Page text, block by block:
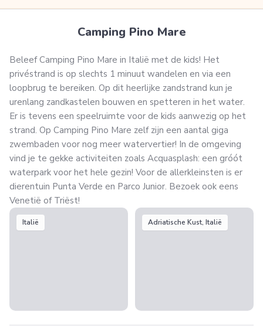
Camping Pino Mare
Beleef Camping Pino Mare in Italië met de kids! Het
privéstrand is op slechts 1 minuut wandelen en via een
loopbrug te bereiken. Op dit heerlijke zandstrand kun je
urenlang zandkastelen bouwen en spetteren in het water.
Er is tevens een speelruimte voor de kids aanwezig op het
strand. Op Camping Pino Mare zelf zijn een aantal giga
zwembaden voor nog meer watervertier! In de omgeving
vind je te gekke activiteiten zoals Acquasplash: een gróót
waterpark voor het hele gezin! Voor de allerkleinsten is er
dierentuin Punta Verde en Parco Junior. Bezoek ook eens
Venetië of Triëst!
Italië Adriatische Kust, Italië